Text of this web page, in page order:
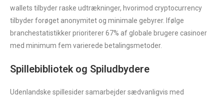
wallets tilbyder raske udtrækninger, hvorimod cryptocurrency
tilbyder forøget anonymitet og minimale gebyrer. Ifølge
branchestatistikker prioriterer 67% af globale brugere casinoer
med minimum fem varierede betalingsmetoder.
Spillebibliotek og Spiludbydere
Udenlandske spillesider samarbejder sædvanligvis med